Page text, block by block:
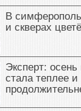
В
и скверах
Эксперт:
стала теплее и